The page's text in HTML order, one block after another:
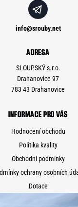
info@srouby.net
ADRESA
SLOUPSKÝ s.r.o.
Drahanovice 97
783 43 Drahanovice
INFORMACE PRO VÁS
Hodnocení obchodu
Politika kvality
Obchodní podmínky
ochrany osobních
Dotace